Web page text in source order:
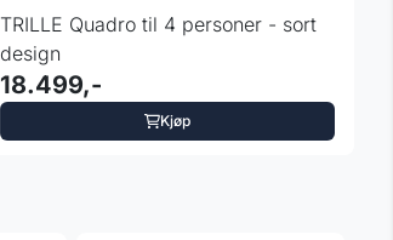
TRILLE Quadro til 4 personer - sort
design
18.499,-
Kjøp